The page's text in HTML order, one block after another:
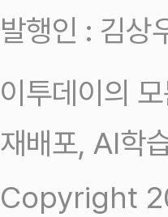
발행인 : 김상
이투데이의
재배포, AI학
Copyright